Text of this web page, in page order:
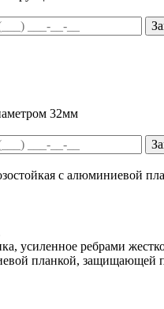
32мм
с алюминиевой
усиленное ребрами
планкой, защищающей